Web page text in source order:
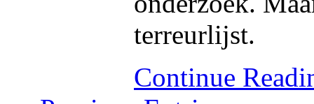
terreurlijst.
Continue